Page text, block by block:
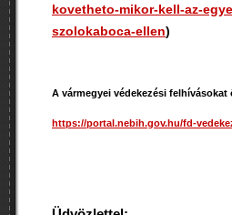
kovetheto-mikor-kell-az-
szolokaboca-ellen)
A vármegyei védekezési
https://portal.nebih.gov.hu/fd-